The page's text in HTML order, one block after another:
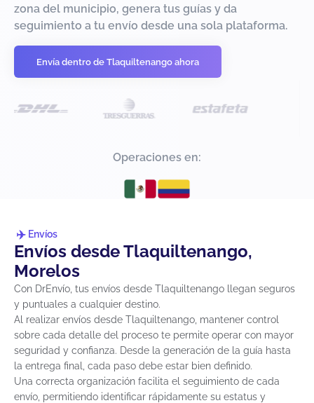
zona del municipio, genera tus guías y da
seguimiento a tu envío desde una sola plataforma.
Envía dentro de Tlaquiltenango ahora
Operaciones en:
Envíos
Envíos desde Tlaquiltenango,
Morelos
Con DrEnvío, tus envíos desde Tlaquiltenango llegan seguros
y puntuales a cualquier destino.
Al realizar envíos desde Tlaquiltenango, mantener control
sobre cada detalle del proceso te permite operar con mayor
seguridad y confianza. Desde la generación de la guía hasta
la entrega final, cada paso debe estar bien definido.
Una correcta organización facilita el seguimiento de cada
envío, permitiendo identificar rápidamente su estatus y